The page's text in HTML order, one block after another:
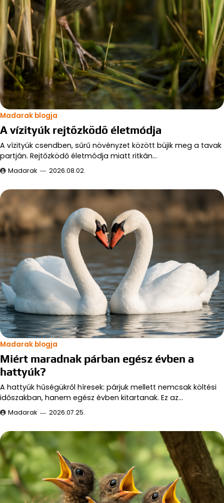
Madarak blogja
A vízityúk rejtőzködő életmódja
A vízityúk csendben, sűrű növényzet között bújik meg a tavak
partján. Rejtőzködő életmódja miatt ritkán…
Madarak 2026.08.02.
Madarak blogja
Miért maradnak párban egész évben a
hattyúk?
A hattyúk hűségükről híresek: párjuk mellett nemcsak költési
időszakban, hanem egész évben kitartanak. Ez az…
Madarak 2026.07.25.